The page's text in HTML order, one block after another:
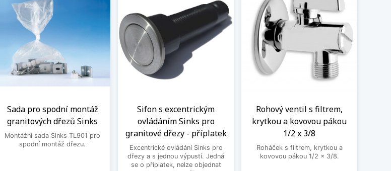
Sada pro spodní montáž
granitových dřezů Sinks
Montážní sada Sinks TL901 pro
spodní montáž dřezu.
Sifon s excentrickým
ovládáním Sinks pro
granitové dřezy - příplatek
Excentrické ovládání Sinks pro
dřezy a s jednou výpustí. Jedná
se o příplatek, nelze objednat
Rohový ventil s filtrem,
krytkou a kovovou pákou
1/2 x 3/8
Roháček s filtrem, krytkou a
kovovou pákou 1/2 x 3/8.